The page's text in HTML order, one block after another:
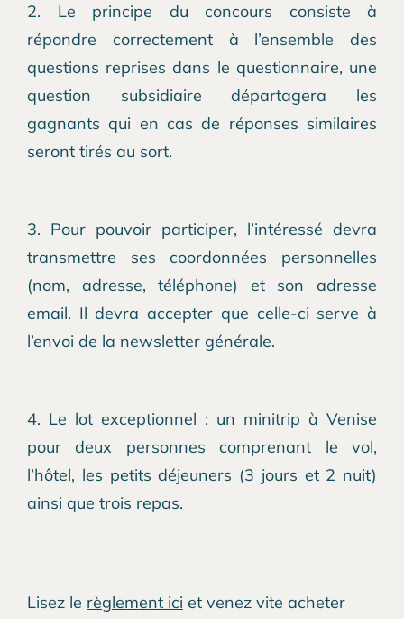
2. Le principe du concours consiste à
répondre correctement à l’ensemble des
questions reprises dans le questionnaire, une
question subsidiaire départagera les
gagnants qui en cas de réponses similaires
seront tirés au sort.
3. Pour pouvoir participer, l’intéressé devra
transmettre ses coordonnées personnelles
(nom, adresse, téléphone) et son adresse
email. Il devra accepter que celle-ci serve à
l’envoi de la newsletter générale.
4. Le lot exceptionnel : un minitrip à Venise
pour deux personnes comprenant le vol,
l’hôtel, les petits déjeuners (3 jours et 2 nuit)
ainsi que trois repas.
Lisez le règlement ici et venez vite acheter